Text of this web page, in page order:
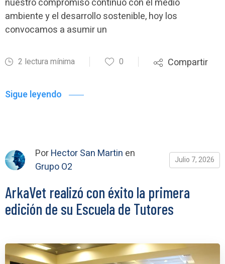
nuestro compromiso continuo con el medio
ambiente y el desarrollo sostenible, hoy los
convocamos a asumir un
2 lectura mínima 0 Compartir
Sigue leyendo
PorHector San Martin en
Grupo O2
Julio 7, 2026
ArkaVet realizó con éxito la primera
edición de su Escuela de Tutores